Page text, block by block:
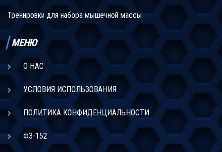
Тренировки для набора мышечной массы
МЕНЮ
О НАС
УСЛОВИЯ ИСПОЛЬЗОВАНИЯ
ПОЛИТИКА КОНФИДЕНЦИАЛЬНОСТИ
ФЗ-152